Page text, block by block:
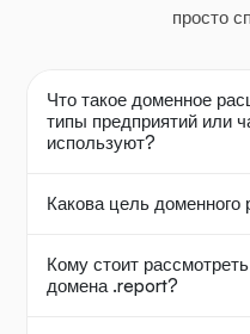
просто
Что такое доменное
типы предприятий или
используют?
Какова цель
Кому стоит
домена .report?